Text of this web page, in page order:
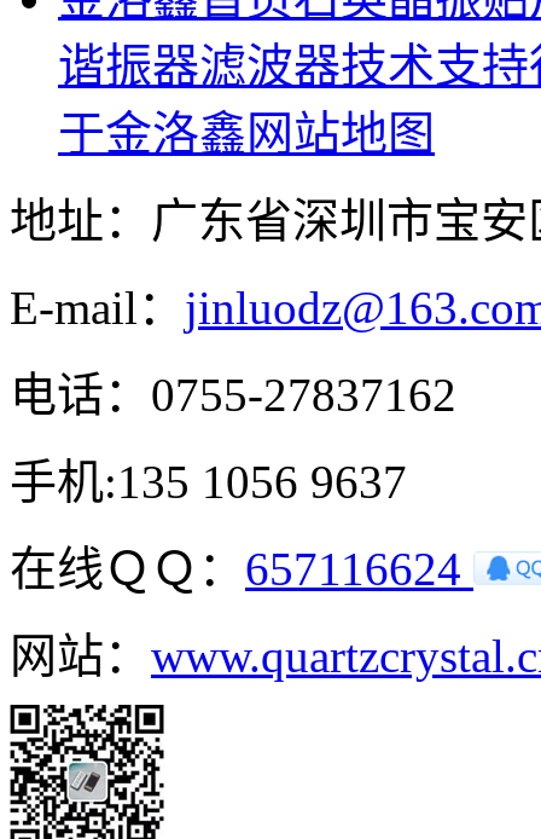
谐振器滤波器技术支持
于金洛鑫网站地图
地址：广东省深圳市宝
E-mail：
电话：0755-27837162
手机:135 1056 9637
在线ＱＱ： 657116624
网站：